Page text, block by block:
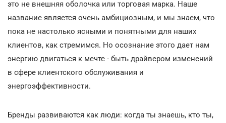
это не внешняя оболочка или торговая марка. Наше
название является очень амбициозным, и мы знаем, что
пока не настолько ясными и понятными для наших
клиентов, как стремимся. Но осознание этого дает нам
энергию двигаться к мечте - быть драйвером изменений
в сфере клиентского обслуживания и
энергоэффективности.
Бренды развиваются как люди: когда ты знаешь, кто ты,